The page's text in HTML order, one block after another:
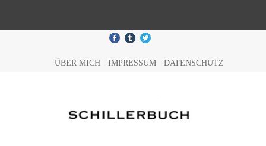
ÜBER MICH IMPRESSUM DATENSCHUTZ